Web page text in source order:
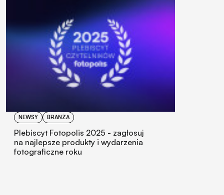
NEWSY BRANŻA
Plebiscyt Fotopolis 2025 - zagłosuj
na najlepsze produkty i wydarzenia
fotograficzne roku